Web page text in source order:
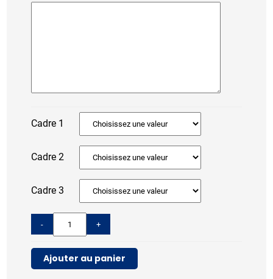
Cadre 1
Cadre 2
Cadre 3
- +
Ajouter au panier